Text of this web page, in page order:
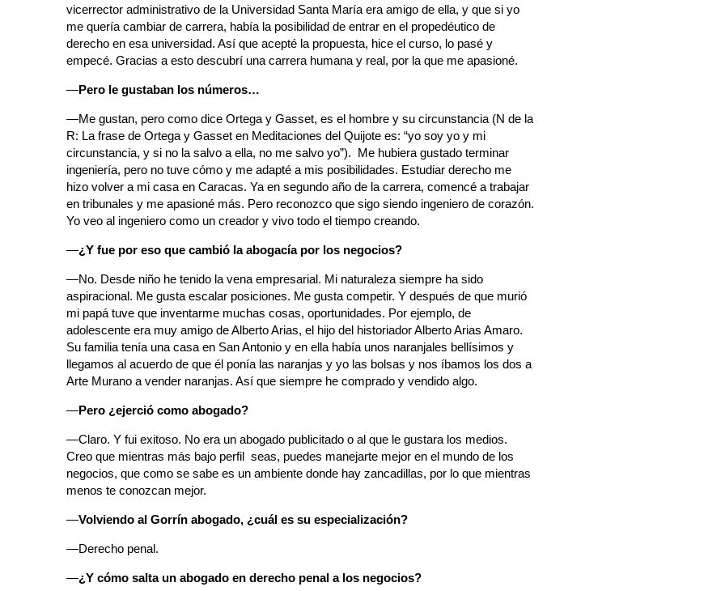
vicerrector administrativo de la Universidad Santa María era amigo de ella, y que si yo
me quería cambiar de carrera, había la posibilidad de entrar en el propedéutico de
derecho en esa universidad. Así que acepté la propuesta, hice el curso, lo pasé y
empecé. Gracias a esto descubrí una carrera humana y real, por la que me apasioné.
—Pero le gustaban los números…
—Me gustan, pero como dice Ortega y Gasset, es el hombre y su circunstancia (N de la
R: La frase de Ortega y Gasset en Meditaciones del Quijote es: “yo soy yo y mi
circunstancia, y si no la salvo a ella, no me salvo yo”). Me hubiera gustado terminar
ingeniería, pero no tuve cómo y me adapté a mis posibilidades. Estudiar derecho me
hizo volver a mi casa en Caracas. Ya en segundo año de la carrera, comencé a trabajar
en tribunales y me apasioné más. Pero reconozco que sigo siendo ingeniero de corazón.
Yo veo al ingeniero como un creador y vivo todo el tiempo creando.
—¿Y fue por eso que cambió la abogacía por los negocios?
—No. Desde niño he tenido la vena empresarial. Mi naturaleza siempre ha sido
aspiracional. Me gusta escalar posiciones. Me gusta competir. Y después de que murió
mi papá tuve que inventarme muchas cosas, oportunidades. Por ejemplo, de
adolescente era muy amigo de Alberto Arias, el hijo del historiador Alberto Arias Amaro.
Su familia tenía una casa en San Antonio y en ella había unos naranjales bellísimos y
llegamos al acuerdo de que él ponía las naranjas y yo las bolsas y nos íbamos los dos a
Arte Murano a vender naranjas. Así que siempre he comprado y vendido algo.
—Pero ¿ejerció como abogado?
—Claro. Y fui exitoso. No era un abogado publicitado o al que le gustara los medios.
Creo que mientras más bajo perfil seas, puedes manejarte mejor en el mundo de los
negocios, que como se sabe es un ambiente donde hay zancadillas, por lo que mientras
menos te conozcan mejor.
—Volviendo al Gorrín abogado, ¿cuál es su especialización?
—Derecho penal.
—¿Y cómo salta un abogado en derecho penal a los negocios?